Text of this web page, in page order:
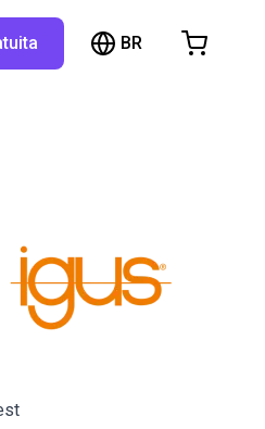
BR
loja